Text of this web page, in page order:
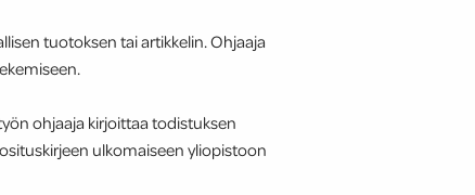
tuotoksen tai artikkelin. Ohjaaja
ohjaaja kirjoittaa todistuksen
ulkomaiseen yliopistoon